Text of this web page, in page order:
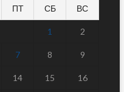
ПТ СБ ВС
1 2
7 8 9
14 15 16